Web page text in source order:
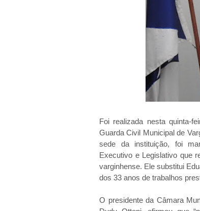
Foi realizada nesta quinta-
Guarda Civil Municipal de
sede da instituição, foi
Executivo e Legislativo que
varginhense. Ele substitui
dos 33 anos de trabalhos
O presidente da Câmara